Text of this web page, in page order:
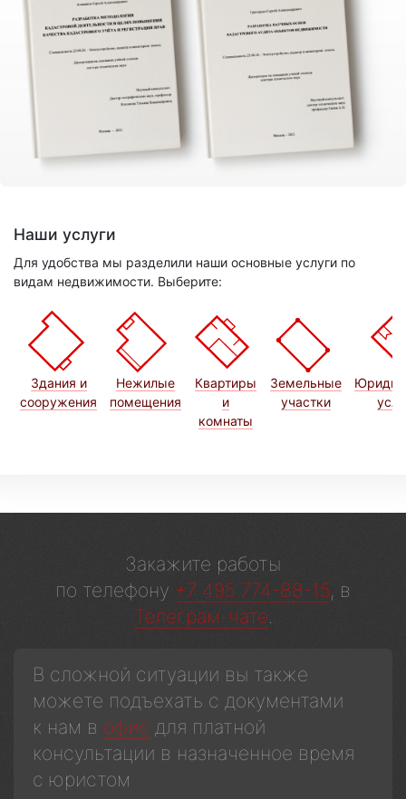
Наши услуги
Для удобства мы разделили наши основные услуги по
видам недвижимости. Выберите:
Здания и
сооружения
Нежилые
помещения
Квартиры
и
комнаты
Земельные
участки
Закажите работы
по телефону +7 495 774-88-15, в
Телеграм-чате.
В сложной ситуации вы также
можете подъехать с документами
к нам в офис для платной
консультации в назначенное время
с юристом